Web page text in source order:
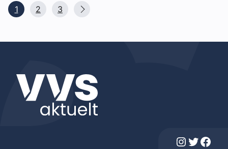
1 2 3
Instagram Twitter Facebook